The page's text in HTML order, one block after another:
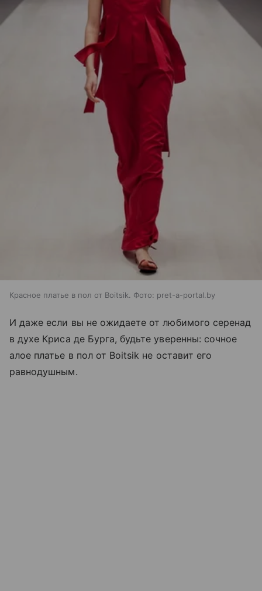
Красное платье в пол от Boitsik. Фото: pret-a-portal.by
И даже если вы не ожидаете от любимого серенад
в духе Криса де Бурга, будьте уверенны: сочное
алое платье в пол от Boitsik не оставит его
равнодушным.